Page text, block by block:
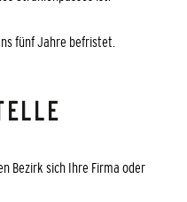
fünf Jahre befristet.
Bezirk sich Ihre Firma oder